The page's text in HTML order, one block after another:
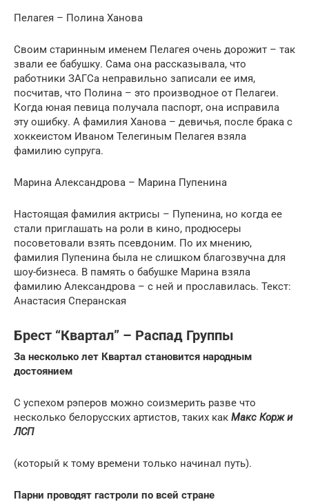
Пелагея – Полина Ханова
Своим старинным именем Пелагея очень дорожит – так
звали ее бабушку. Сама она рассказывала, что
работники ЗАГСа неправильно записали ее имя,
посчитав, что Полина – это производное от Пелагеи.
Когда юная певица получала паспорт, она исправила
эту ошибку. А фамилия Ханова – девичья, после брака с
хоккеистом Иваном Телегиным Пелагея взяла
фамилию супруга.
Марина Александрова – Марина Пупенина
Настоящая фамилия актрисы – Пупенина, но когда ее
стали приглашать на роли в кино, продюсеры
посоветовали взять псевдоним. По их мнению,
фамилия Пупенина была не слишком благозвучна для
шоу-бизнеса. В память о бабушке Марина взяла
фамилию Александрова – с ней и прославилась. Текст:
Анастасия Сперанская
Брест “Квартал” – Распад Группы
За несколько лет Квартал становится народным
достоянием
С успехом рэперов можно соизмерить разве что
несколько белорусских артистов, таких как Макс Корж и
ЛСП
(который к тому времени только начинал путь).
Парни проводят гастроли по всей стране